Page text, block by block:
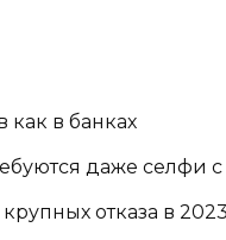
как в банках
даже селфи с
отказа в